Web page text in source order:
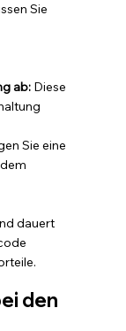
Sie
ab: Diese
Sie eine
dauert
den